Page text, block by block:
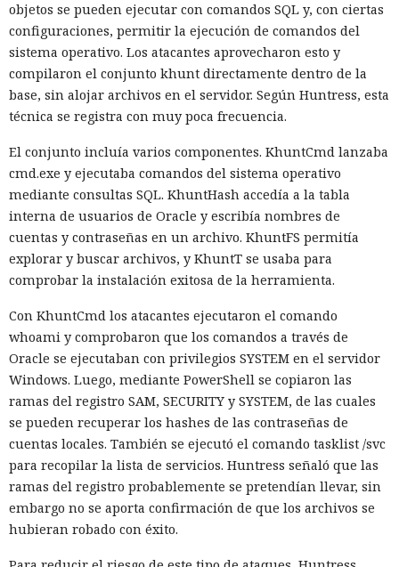
objetos se pueden ejecutar con comandos SQL y, con ciertas
configuraciones, permitir la ejecución de comandos del
sistema operativo. Los atacantes aprovecharon esto y
compilaron el conjunto khunt directamente dentro de la
base, sin alojar archivos en el servidor. Según Huntress, esta
técnica se registra con muy poca frecuencia.
El conjunto incluía varios componentes. KhuntCmd lanzaba
cmd.exe y ejecutaba comandos del sistema operativo
mediante consultas SQL. KhuntHash accedía a la tabla
interna de usuarios de Oracle y escribía nombres de
cuentas y contraseñas en un archivo. KhuntFS permitía
explorar y buscar archivos, y KhuntT se usaba para
comprobar la instalación exitosa de la herramienta.
Con KhuntCmd los atacantes ejecutaron el comando
whoami y comprobaron que los comandos a través de
Oracle se ejecutaban con privilegios SYSTEM en el servidor
Windows. Luego, mediante PowerShell se copiaron las
ramas del registro SAM, SECURITY y SYSTEM, de las cuales
se pueden recuperar los hashes de las contraseñas de
cuentas locales. También se ejecutó el comando tasklist /svc
para recopilar la lista de servicios. Huntress señaló que las
ramas del registro probablemente se pretendían llevar, sin
embargo no se aporta confirmación de que los archivos se
hubieran robado con éxito.
Private Relay de Apple falla:
WebKit localiza tu IP y la revela
al sitio web
Basta con abrir la página: ni siquiera hace falta hacer clic.
La función que debería ocultar al usuario del rastreo en